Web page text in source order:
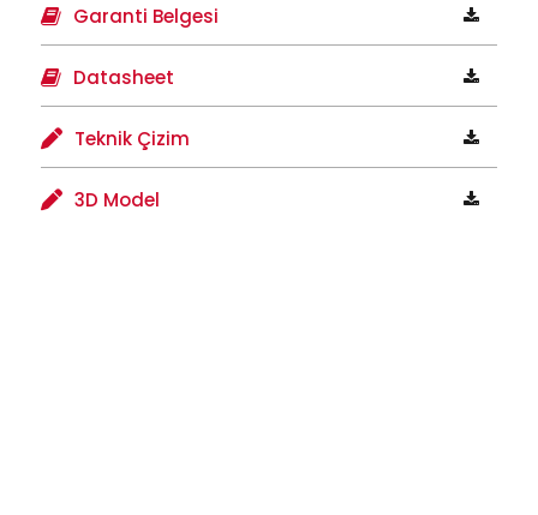
Garanti Belgesi
Datasheet
Teknik Çizim
3D Model